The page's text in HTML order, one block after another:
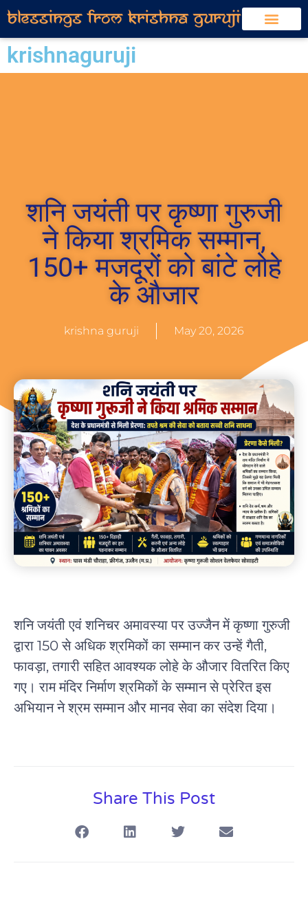
krishnaguruji
शनि जयंती पर कृष्णा गुरुजी
ने किया श्रमिक सम्मान,
150+ मजदूरों को बांटे लोहे
के औजार
krishna guruji May 20, 2026
शनि जयंती एवं शनिचर अमावस्या पर उज्जैन में कृष्णा गुरुजी
द्वारा 150 से अधिक श्रमिकों का सम्मान कर उन्हें गैती,
फावड़ा, तगारी सहित आवश्यक लोहे के औजार वितरित किए
गए। राम मंदिर निर्माण श्रमिकों के सम्मान से प्रेरित इस
अभियान ने श्रम सम्मान और मानव सेवा का संदेश दिया।
Share This Post